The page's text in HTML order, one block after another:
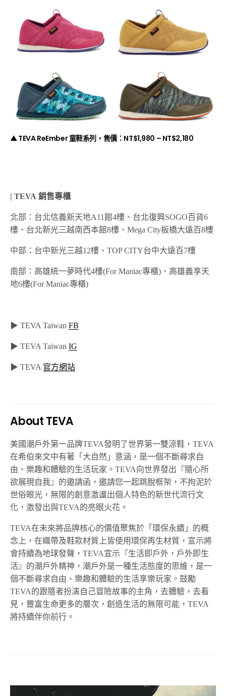
▲TEVA ReEmber 童鞋系列，售價： NT$1,980 – NT$2,180
| TEVA銷售專櫃
北部：台北信義新天地A11館4樓、台北復興SOGO百貨6
樓、台北新光三越南西本館8樓、 Mega City板橋大遠百8樓
中部：台中新光三越12樓、 TOP CITY台中大遠百7樓
南部：高雄統一夢時代4樓(For Maniac專櫃) 、 高雄義享天
地6樓(For Maniac專櫃)
▶ TEVA TaiwanFB
▶ TEVA TaiwanIG
▶ TEVA 官方網站
About TEVA
美國潮戶外第一品牌TEVA發明了世界第一雙涼鞋，TEVA
在希伯來文中有著「大自然」意涵，是一個不斷尋求自
由、樂趣和體驗的生活玩家。TEVA向世界發出『隨心所
欲展現自我』的邀請函，邀請您一起跳脫框架，不拘泥於
世俗眼光，無限的創意激盪出個人特色的新世代流行文
化，激發出與TEVA的亮眼火花。
TEVA在未來將品牌核心的價值聚焦於「環保永續」的概
念上，在織帶及鞋款材質上皆使用環保再生材質，宣示將
會持續為地球發聲，TEVA宣示『生活即戶外，戶外即生
活』的潮戶外精神，潮戶外是一種生活態度的思維，是一
個不斷尋求自由、樂趣和體驗的生活享樂玩家。鼓勵
TEVA的跟隨者扮演自己冒險故事的主角，去體驗，去看
見，豐富生命更多的層次，創造生活的無限可能，TEVA
將持續伴你前行。